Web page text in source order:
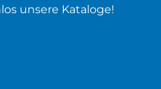
unsere Kataloge!